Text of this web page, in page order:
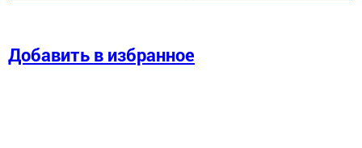
Добавить в избранное